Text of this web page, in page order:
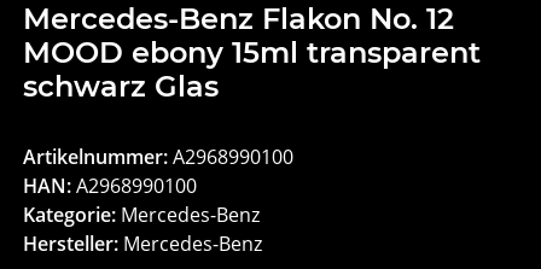
Mercedes-Benz Flakon No. 12
MOOD ebony 15ml transparent
schwarz Glas
Artikelnummer:A2968990100
HAN:A2968990100
Kategorie: Mercedes-Benz
Hersteller: Mercedes-Benz